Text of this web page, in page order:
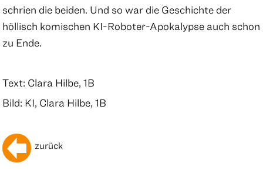
schrien die beiden. Und so war die Geschichte der
höllisch komischen KI-Roboter-Apokalypse auch schon
zu Ende.
Text: Clara Hilbe, 1B
Bild: KI, Clara Hilbe, 1B
zurück